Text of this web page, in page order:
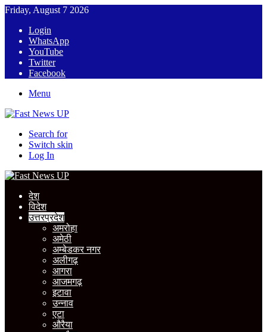
Friday, August 7 2026
Login
WhatsApp
YouTube
Twitter
Facebook
Menu
Search for
Switch skin
Log In
देश
विदेश
उत्तरप्रदेश
अमरोहा
अमेठी
अम्बेडकर नगर
अलीगढ़
आगरा
आजमगढ़
इटावा
उन्नाव
एटा
औरैया